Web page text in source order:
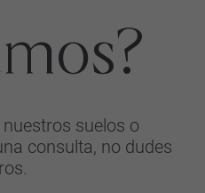
suelos o
consulta, no dudes